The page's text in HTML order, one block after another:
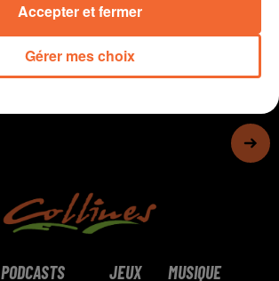
PODCASTS JEUX MUSIQUE
Gérer mes choix
Accepter et fermer